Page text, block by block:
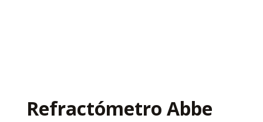
Refractómetro Abbe